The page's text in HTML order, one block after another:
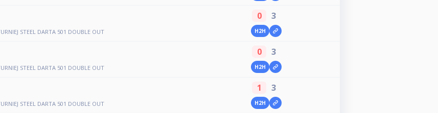
STEEL DARTA 501 DOUBLE OUT
0 3
H2H
STEEL DARTA 501 DOUBLE OUT
0 3
H2H
STEEL DARTA 501 DOUBLE OUT
1 3
H2H